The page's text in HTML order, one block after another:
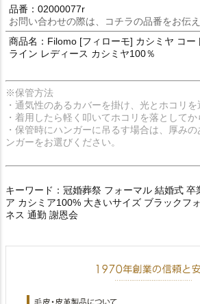
品番：02000077r
お問い合わせの際は、コチラの品番をお伝
商品名：Filomo [フィローモ] カシミヤ コー
ライン レディース カシミヤ100％
※保管方法
・通気性のあるカバーを掛け、光とホコリを
・着用したら軽く叩いてホコリを落としてか
・保管時にハンガーに吊るす場合は、厚み
ンガーをお選びください。
キーワード：冠婚葬祭 フォーマル 結婚式 卒
ア カシミア100% 大きいサイズ ブラックフ
ネス 通勤 謝恩会